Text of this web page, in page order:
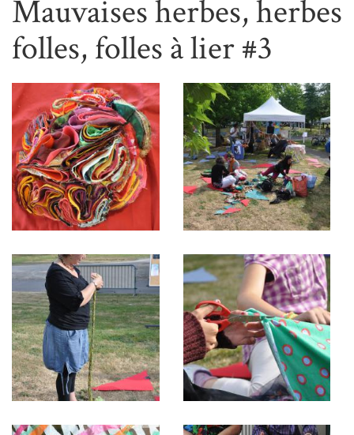
Mauvaises herbes, herbes
folles, folles à lier #3